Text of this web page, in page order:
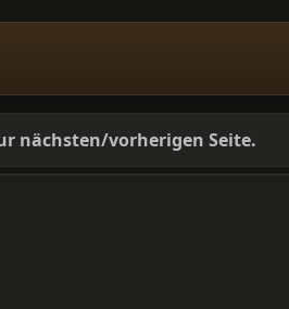
nächsten/vorherigen Seite.